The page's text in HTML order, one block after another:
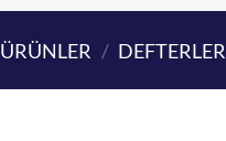
ÜRÜNLER / DEFTERLER